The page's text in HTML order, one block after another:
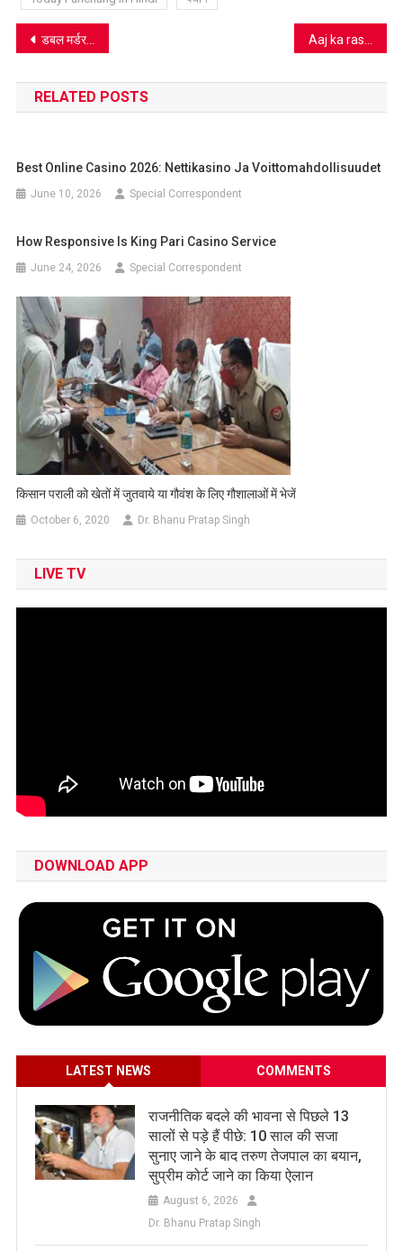
Post
navigation
डबल मर्डर में वांछित 25 हजार का इनामी संजय गिरफ्तार Aaj ka rashifal 26 JULY 2020 : इस राशि वाले लोगों को रखना होगा
RELATED POSTS
Best Online Casino 2026: Nettikasino Ja Voittomahdollisuudet
June 10, 2026 Special Correspondent
How Responsive Is King Pari Casino Service
June 24, 2026 Special Correspondent
किसान पराली को खेतों में जुतवाये या गौवंश के लिए गौशालाओं में भेजें
October 6, 2020 Dr. Bhanu Pratap Singh
LIVE TV
DOWNLOAD APP
LATEST NEWS COMMENTS
राजनीतिक बदले की भावना से पिछले 13
सालों से पड़े हैं पीछे: 10 साल की सजा
सुनाए जाने के बाद तरुण तेजपाल का बयान,
सुप्रीम कोर्ट जाने का किया ऐलान
August 6, 2026
Dr. Bhanu Pratap Singh